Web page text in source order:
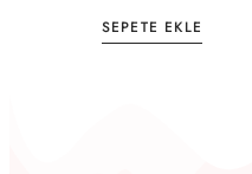
SEPETE EKLE